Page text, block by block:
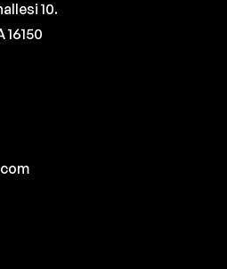
10.